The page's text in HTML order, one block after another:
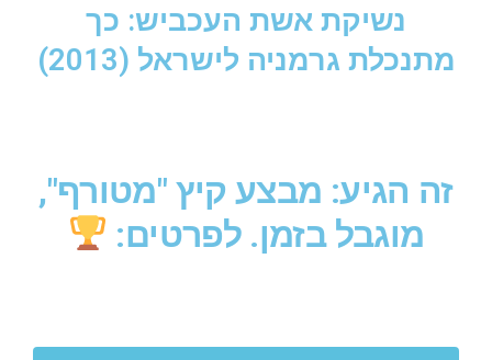
נשיקת אשת העכביש: כך
מתנכלת גרמניה לישראל (2013)
זה הגיע: מבצע קיץ "מטורף",
מוגבל בזמן. לפרטים: